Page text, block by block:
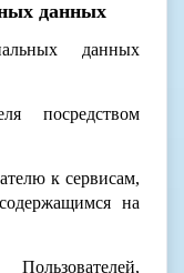
данных
данных
посредством
к сервисам,
на